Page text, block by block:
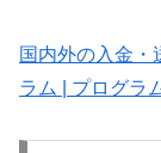
国内外の入金・
ラム | プログラ